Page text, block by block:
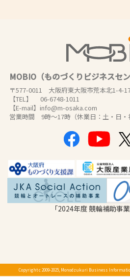
MOBIO（ものづくりビジネスセン
〒577-0011 大阪府東大阪市荒本北1-4-
【TEL】 06-6748-1011
【E-mail】info@m-osaka.com
営業時間 9時～17時（休業日：土・日・
「2024年度 競輪補助事
Copyright c 2009-2025, Monodzukuri Business